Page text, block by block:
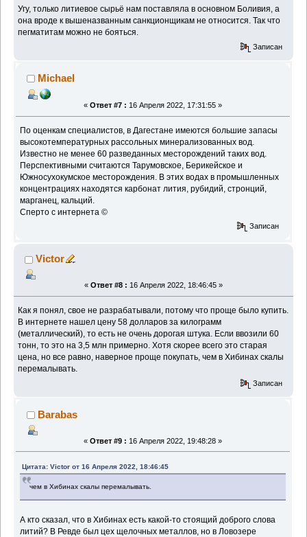
Угу, только литиевое сырьё нам поставляла в основном Боливия, а
она вроде к вышеназванным санкционщикам не относится. Так что
пегматитам можно не бояться.
Записан
Michael
« Ответ #7 : 16 Апреля 2022, 17:31:55 »
По оценкам специалистов, в Дагестане имеются большие запасы
высокотемпературных рассольных минерализованных вод.
Известно не менее 60 разведанных месторождений таких вод.
Перспективными считаются Тарумовское, Берикейское и
Южносухокумское месторождения. В этих водах в промышленных
концентрациях находятся карбонат лития, рубидий, стронций,
марганец, кальций.
Сперто с интернета ©
Записан
Victor
« Ответ #8 : 16 Апреля 2022, 18:46:45 »
Как я понял, свое не разрабатывали, потому что проще было купить.
В интернете нашел цену 58 долларов за килограмм
(металлический), то есть не очень дорогая штука. Если ввозили 60
тонн, то это на 3,5 млн примерно. Хотя скорее всего это старая
цена, но все равно, наверное проще покупать, чем в Хибинах скалы
перемалывать.
Записан
Barabas
« Ответ #9 : 16 Апреля 2022, 19:48:28 »
Цитата: Victor от 16 Апреля 2022, 18:46:45
чем в Хибинах скалы перемалывать.
А кто сказал, что в Хибинах есть какой-то стоящий доброго слова
литий? В Ревде был цех щелочных металлов, но в Ловозере